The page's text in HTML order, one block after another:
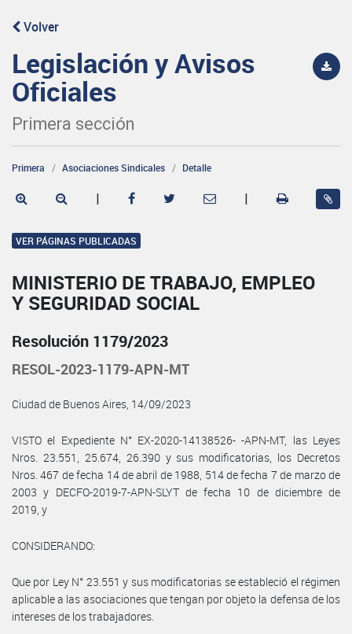
Volver
Legislación y Avisos
Oficiales
Primera sección
Primera Asociaciones Sindicales Detalle
| |
VER PÁGINAS PUBLICADAS
MINISTERIO DE TRABAJO, EMPLEO
Y SEGURIDAD SOCIAL
Resolución 1179/2023
RESOL-2023-1179-APN-MT
Ciudad de Buenos Aires, 14/09/2023
VISTO el Expediente N° EX-2020-14138526- -APN-MT, las Leyes
Nros. 23.551, 25.674, 26.390 y sus modificatorias, los Decretos
Nros. 467 de fecha 14 de abril de 1988, 514 de fecha 7 de marzo de
2003 y DECFO-2019-7-APN-SLYT de fecha 10 de diciembre de
2019, y
CONSIDERANDO:
Que por Ley N° 23.551 y sus modificatorias se estableció el régimen
aplicable a las asociaciones que tengan por objeto la defensa de los
intereses de los trabajadores.